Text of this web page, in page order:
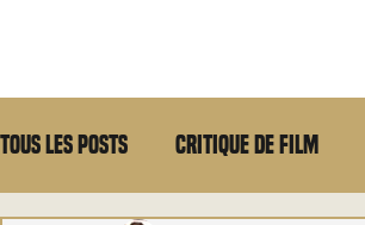
Tous les posts Critique de film